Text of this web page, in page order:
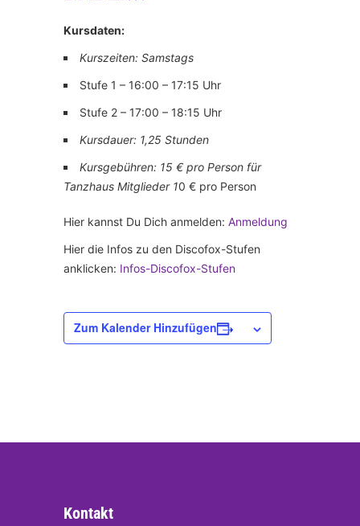
Kursdaten:
Kurszeiten: Samstags
Stufe 1 – 16:00 – 17:15 Uhr
Stufe 2 – 17:00 – 18:15 Uhr
Kursdauer: 1,25 Stunden
Kursgebühren: 15 € pro Person für
Tanzhaus Mitglieder 10 € pro Person
Hier kannst Du Dich anmelden: Anmeldung
Hier die Infos zu den Discofox-Stufen
anklicken: Infos-Discofox-Stufen
Zum Kalender Hinzufügen
Kontakt